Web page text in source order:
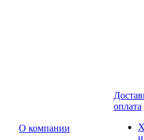
О компании
оплата
и